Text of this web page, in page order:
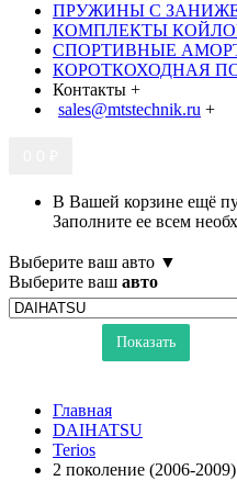
ПРУЖИНЫ С
КОМПЛЕКТЫ
СПОРТИВНЫЕ
КОРОТКОХОДНАЯ
Контакты +
sales@mtstechnik.ru +
В Вашей корзине ещё
Заполните ее всем
Выберите ваш авто ▼
Выберите ваш авто
Показать
Главная
DAIHATSU
Terios
2 поколение (2006-2009)